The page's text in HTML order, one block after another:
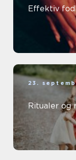
Effektiv
23.
Ritualer og